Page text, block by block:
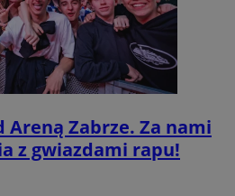
Areną Zabrze. Za nami
z gwiazdami rapu!